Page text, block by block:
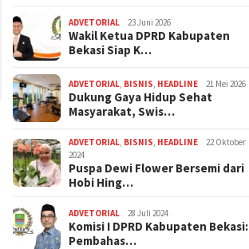
ADVETORIAL 23 Juni 2026
Wakil Ketua DPRD Kabupaten
Bekasi Siap K…
ADVETORIAL BISNIS HEADLINE 21 Mei 2026
Dukung Gaya Hidup Sehat
Masyarakat, Swis…
ADVETORIAL BISNIS HEADLINE
22 Oktober
2024
Puspa Dewi Flower Bersemi dari
Hobi Hing…
ADVETORIAL 28 Juli 2024
Komisi I DPRD Kabupaten Bekasi:
Pembahas…